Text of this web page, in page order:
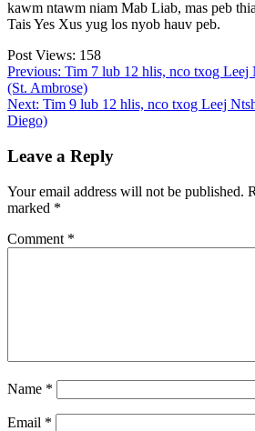
kawm ntawm niam Mab Liab, mas peb
Tais Yes Xus yug los nyob hauv peb.
Post Views: 158
Post
navigation
Previous: Tim 7 lub 12 hlis, nco txog Leej
(St. Ambrose)
Next: Tim 9 lub 12 hlis, nco txog Leej
Diego)
Leave a Reply
Your email address will not be published.
marked *
Comment *
Name *
Email *